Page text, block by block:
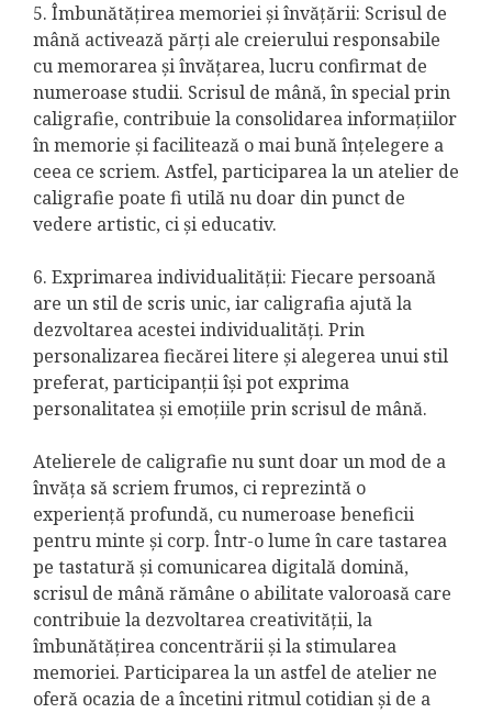
5. Îmbunătățirea memoriei și învățării: Scrisul de
mână activează părți ale creierului responsabile
cu memorarea și învățarea, lucru confirmat de
numeroase studii. Scrisul de mână, în special prin
caligrafie, contribuie la consolidarea informațiilor
în memorie și facilitează o mai bună înțelegere a
ceea ce scriem. Astfel, participarea la un atelier de
caligrafie poate fi utilă nu doar din punct de
vedere artistic, ci și educativ.
6. Exprimarea individualității: Fiecare persoană
are un stil de scris unic, iar caligrafia ajută la
dezvoltarea acestei individualități. Prin
personalizarea fiecărei litere și alegerea unui stil
preferat, participanții își pot exprima
personalitatea și emoțiile prin scrisul de mână.
Atelierele de caligrafie nu sunt doar un mod de a
învăța să scriem frumos, ci reprezintă o
experiență profundă, cu numeroase beneficii
pentru minte și corp. Într-o lume în care tastarea
pe tastatură și comunicarea digitală domină,
scrisul de mână rămâne o abilitate valoroasă care
contribuie la dezvoltarea creativității, la
îmbunătățirea concentrării și la stimularea
memoriei. Participarea la un astfel de atelier ne
oferă ocazia de a încetini ritmul cotidian și de a